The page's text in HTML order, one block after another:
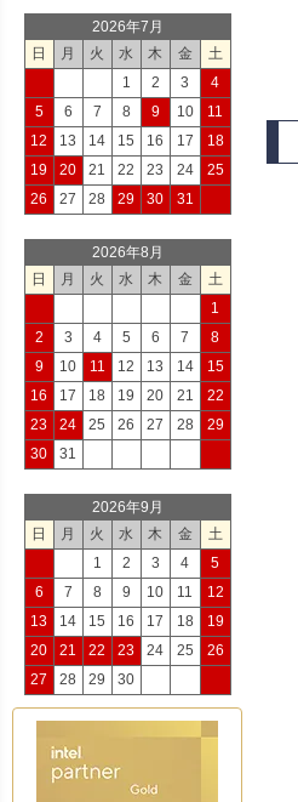
2026年7月
日
月 火 水 木 金
土
1
2 3
4
5
6 7 8 9 10
11
12
13 14 15 16 17
18
19
20 21 22 23 24
25
26
27 28 29 30 31
2026年8月
日
月 火 水 木 金
土
1
2
3 4 5 6 7
8
9
10 11 12 13 14
15
16
17 18 19 20 21
22
23
24 25 26 27 28
29
30
31
2026年9月
日
月 火 水 木 金
土
1
2 3 4
5
6
7 8 9 10 11
12
13
14 15 16 17 18
19
20
21 22 23 24 25
26
27
28 29 30